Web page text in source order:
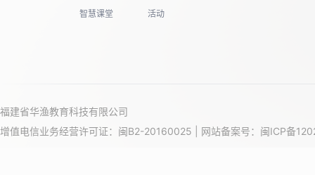
智慧课堂 活动
福建省华渔教育科技有限公司
增值电信业务经营许可证：闽B2-20160025 | 网站备案号： 闽ICP备